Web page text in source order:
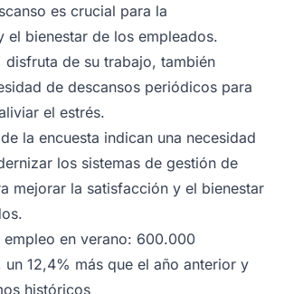
es crucial para la
el bienestar de los empleados.
disfruta de su trabajo, también
de descansos periódicos para
el estrés.
la encuesta indican una necesidad
los sistemas de gestión de
mejorar la satisfacción y el bienestar
empleo en verano: 600.000
un 12,4% más que el año anterior y
históricos